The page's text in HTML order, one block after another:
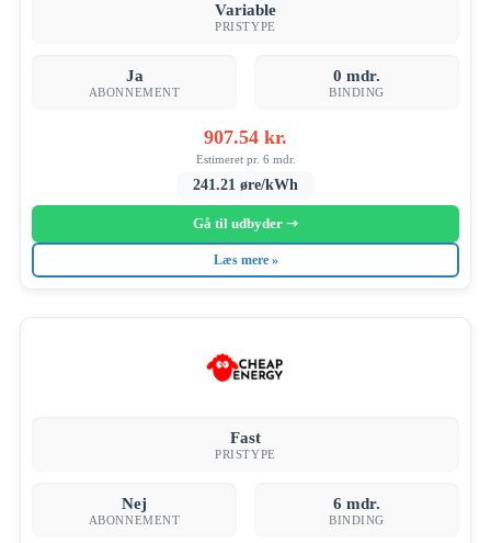
Variable
PRISTYPE
Ja
ABONNEMENT
0 mdr.
BINDING
907.54 kr.
Estimeret pr. 6 mdr.
241.21 øre/kWh
Gå til udbyder ➝
Læs mere »
Fast
PRISTYPE
Nej
ABONNEMENT
6 mdr.
BINDING